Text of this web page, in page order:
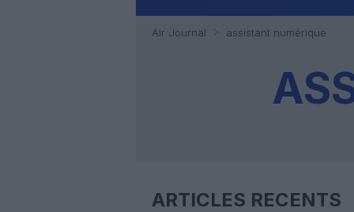
Air Journal assistant numérique
ARTICLES RÉCENTS